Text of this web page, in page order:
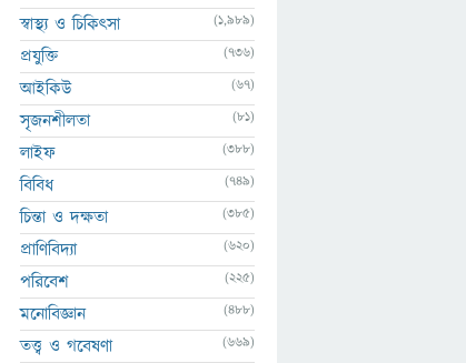
স্বাস্থ্য ও চিকিৎসা (1,989)
প্রযুক্তি (736)
আইকিউ (67)
সৃজনশীলতা (81)
লাইফ (388)
বিবিধ (749)
চিন্তা ও দক্ষতা (385)
প্রাণিবিদ্যা (620)
পরিবেশ (225)
মনোবিজ্ঞান (488)
তত্ত্ব ও গবেষণা (669)